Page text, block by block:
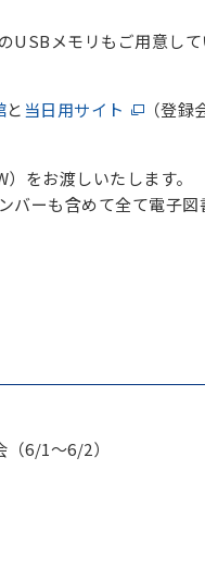
メモリもご用意して
と 当日用サイト
（登録
をお渡しいたします。
ーも含めて全て電子
6/1～6/2）